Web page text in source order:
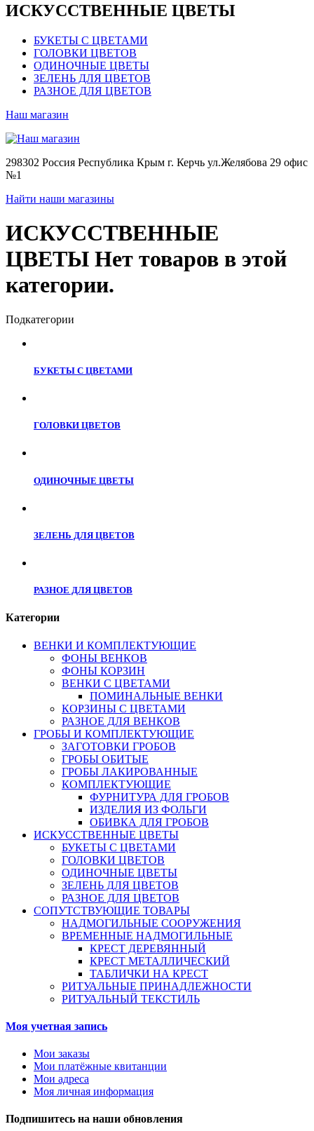
ИСКУССТВЕННЫЕ ЦВЕТЫ
БУКЕТЫ С ЦВЕТАМИ
ГОЛОВКИ ЦВЕТОВ
ОДИНОЧНЫЕ ЦВЕТЫ
ЗЕЛЕНЬ ДЛЯ ЦВЕТОВ
РАЗНОЕ ДЛЯ ЦВЕТОВ
Наш магазин
298302 Россия Республика Крым г. Керчь ул.Желябова 29 офис
№1
Найти наши магазины
ИСКУССТВЕННЫЕ
ЦВЕТЫ Нет товаров в этой
категории.
Подкатегории
БУКЕТЫ С ЦВЕТАМИ
ГОЛОВКИ ЦВЕТОВ
ОДИНОЧНЫЕ ЦВЕТЫ
ЗЕЛЕНЬ ДЛЯ ЦВЕТОВ
РАЗНОЕ ДЛЯ ЦВЕТОВ
Категории
ВЕНКИ И КОМПЛЕКТУЮЩИЕ
ФОНЫ ВЕНКОВ
ФОНЫ КОРЗИН
ВЕНКИ С ЦВЕТАМИ
ПОМИНАЛЬНЫЕ ВЕНКИ
КОРЗИНЫ С ЦВЕТАМИ
РАЗНОЕ ДЛЯ ВЕНКОВ
ГРОБЫ И КОМПЛЕКТУЮЩИЕ
ЗАГОТОВКИ ГРОБОВ
ГРОБЫ ОБИТЫЕ
ГРОБЫ ЛАКИРОВАННЫЕ
КОМПЛЕКТУЮЩИЕ
ФУРНИТУРА ДЛЯ ГРОБОВ
ИЗДЕЛИЯ ИЗ ФОЛЬГИ
ОБИВКА ДЛЯ ГРОБОВ
ИСКУССТВЕННЫЕ ЦВЕТЫ
БУКЕТЫ С ЦВЕТАМИ
ГОЛОВКИ ЦВЕТОВ
ОДИНОЧНЫЕ ЦВЕТЫ
ЗЕЛЕНЬ ДЛЯ ЦВЕТОВ
РАЗНОЕ ДЛЯ ЦВЕТОВ
СОПУТСТВУЮЩИЕ ТОВАРЫ
НАДМОГИЛЬНЫЕ СООРУЖЕНИЯ
ВРЕМЕННЫЕ НАДМОГИЛЬНЫЕ
КРЕСТ ДЕРЕВЯННЫЙ
КРЕСТ МЕТАЛЛИЧЕСКИЙ
ТАБЛИЧКИ НА КРЕСТ
РИТУАЛЬНЫЕ ПРИНАДЛЕЖНОСТИ
РИТУАЛЬНЫЙ ТЕКСТИЛЬ
Моя учетная запись
Мои заказы
Мои платёжные квитанции
Мои адреса
Моя личная информация
Подпишитесь на наши обновления